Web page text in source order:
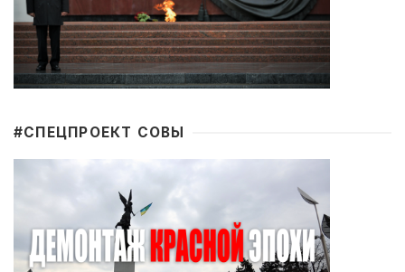
#CПЕЦПРОЕКТ СОВЫ